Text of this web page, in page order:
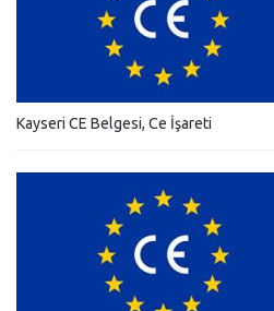
Kayseri CE Belgesi, Ce İşareti